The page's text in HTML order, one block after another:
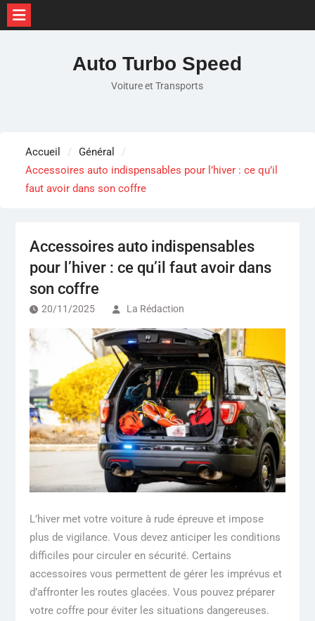
Auto Turbo Speed
Voiture et Transports
Accueil
Général
Accessoires auto indispensables pour l’hiver : ce qu’il
faut avoir dans son coffre
Accessoires auto indispensables
pour l’hiver : ce qu’il faut avoir dans
son coffre
20/11/2025 La Rédaction
L’hiver met votre voiture à rude épreuve et impose
plus de vigilance. Vous devez anticiper les conditions
difficiles pour circuler en sécurité. Certains
accessoires vous permettent de gérer les imprévus et
d’affronter les routes glacées. Vous pouvez préparer
votre coffre pour éviter les situations dangereuses.